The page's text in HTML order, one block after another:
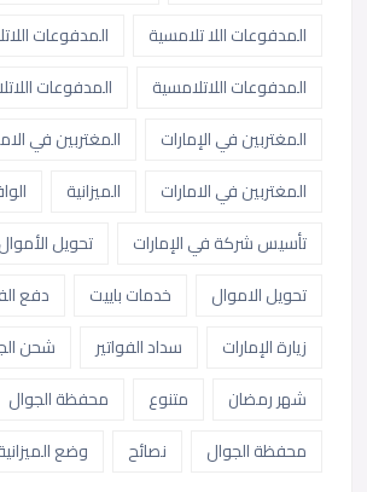
المدفوعات اللا تلامسية
المدفوعات
المدفوعات اللاتلامسية
المدفوعات
المغتربين في الإمارات
المغتربين في
المغتربين في الامارات
الميزانية
تأسيس شركة في الإمارات
تحويل الأموال
تحويل الاموال
خدمات باييت دفع
زيارة الإمارات
سداد الفواتير
شحن
شهر رمضان
متنوع
محفظة الجوال
محفظة الجوال
نصائح وضع